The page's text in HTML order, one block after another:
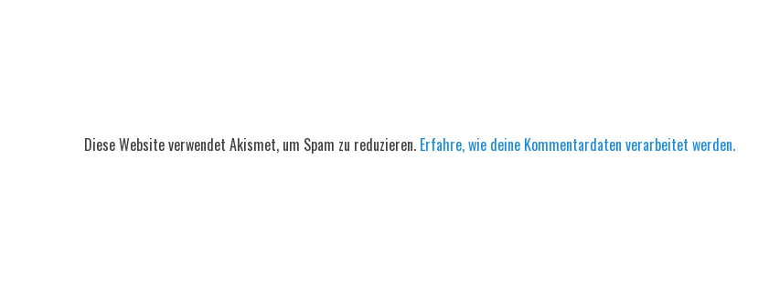
Diese Website verwendet Akismet, um Spam zu reduzieren. Erfahre, wie deine Kommentardaten verarbeitet werden.